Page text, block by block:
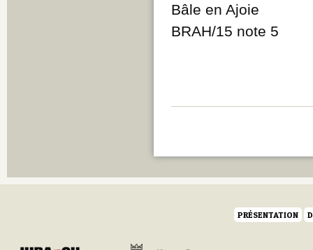
Bâle en Ajoie
BRAH/15 note 5
PRÉSENTATION